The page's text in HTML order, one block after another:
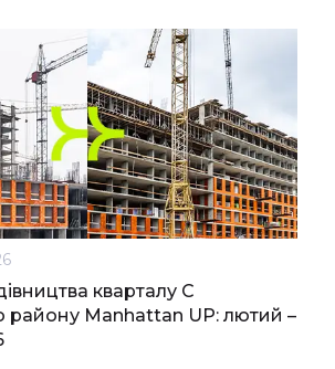
кварталу С
району Manhattan UP: лютий –